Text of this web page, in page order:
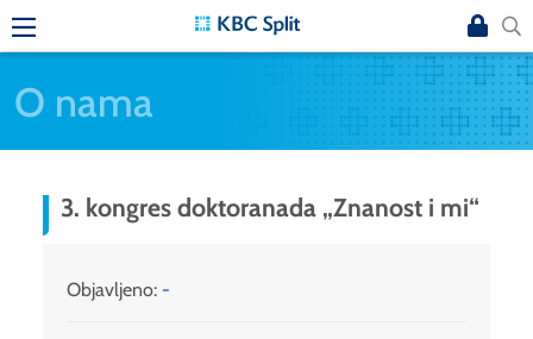
O nama
3. kongres doktoranada „Znanost i mi“
Objavljeno: -